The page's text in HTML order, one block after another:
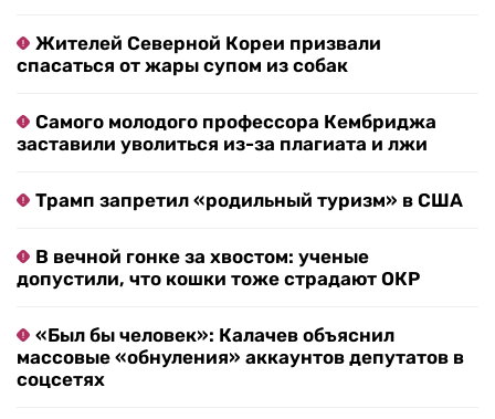
Жителей Северной Кореи призвали
спасаться от жары супом из собак
Самого молодого профессора Кембриджа
заставили уволиться из-за плагиата и лжи
Трамп запретил «родильный туризм» в США
В вечной гонке за хвостом: ученые
допустили, что кошки тоже страдают ОКР
«Был бы человек»: Калачев объяснил
массовые «обнуления» аккаунтов депутатов в
соцсетях